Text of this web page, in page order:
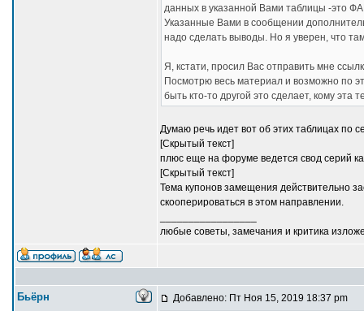
данных в указанной Вами таблицы -это
Указанные Вами в сообщении
надо сделать выводы. Но я уверен, что
Я, кстати, просил Вас отправить мне
Посмотрю весь материал и возможно по
быть кто-то другой это сделает, кому эта
Думаю речь идет вот об этих таблицах по
[Скрытый текст]
плюс еще на форуме ведется свод серий
[Скрытый текст]
Тема купонов замещения действительно
скооперироваться в этом направлении.
любые советы, замечания и критика
Бьёрн Добавлено: Пт Ноя 15, 2019 18:37 pm